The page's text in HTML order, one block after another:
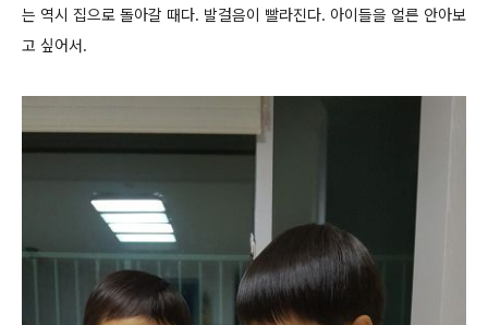
는 역시 집으로 돌아갈 때다. 발걸음이 빨라진다. 아이들을 얼른 안아보
고 싶어서.